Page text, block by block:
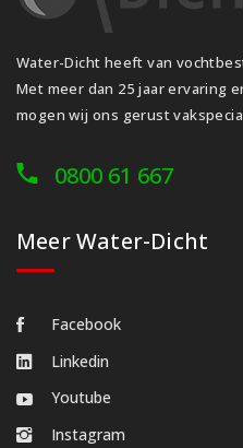
Water-Dicht heeft van
Met meer dan 25 jaar ervaring
mogen wij ons gerust
0800 61 667
Meer Water-Dicht
Facebook
Linkedin
Youtube
Instagram